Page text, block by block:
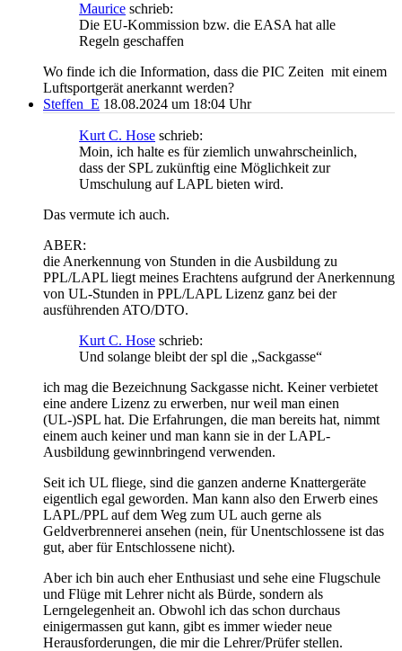
Maurice schrieb:
Die EU-Kommission bzw. die EASA hat alle
Regeln geschaffen
Wo finde ich die Information, dass die PIC Zeiten mit einem
Luftsportgerät anerkannt werden?
Steffen_E 18.08.2024 um 18:04 Uhr
Kurt C. Hose schrieb:
Moin, ich halte es für ziemlich unwahrscheinlich,
dass der SPL zukünftig eine Möglichkeit zur
Umschulung auf LAPL bieten wird.
Das vermute ich auch.
ABER:
die Anerkennung von Stunden in die Ausbildung zu
PPL/LAPL liegt meines Erachtens aufgrund der Anerkennung
von UL-Stunden in PPL/LAPL Lizenz ganz bei der
ausführenden ATO/DTO.
Kurt C. Hose schrieb:
Und solange bleibt der spl die „Sackgasse“
ich mag die Bezeichnung Sackgasse nicht. Keiner verbietet
eine andere Lizenz zu erwerben, nur weil man einen
(UL-)SPL hat. Die Erfahrungen, die man bereits hat, nimmt
einem auch keiner und man kann sie in der LAPL-
Ausbildung gewinnbringend verwenden.
Seit ich UL fliege, sind die ganzen anderne Knattergeräte
eigentlich egal geworden. Man kann also den Erwerb eines
LAPL/PPL auf dem Weg zum UL auch gerne als
Geldverbrennerei ansehen (nein, für Unentschlossene ist das
gut, aber für Entschlossene nicht).
Aber ich bin auch eher Enthusiast und sehe eine Flugschule
und Flüge mit Lehrer nicht als Bürde, sondern als
Lerngelegenheit an. Obwohl ich das schon durchaus
einigermassen gut kann, gibt es immer wieder neue
Herausforderungen, die mir die Lehrer/Prüfer stellen.